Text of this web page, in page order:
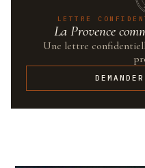
LETTRE
La Provence
Une lettre